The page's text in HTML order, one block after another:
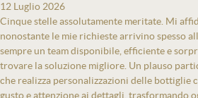
12 Luglio 2026
Cinque stelle assolutamente meritate. Mi
nonostante le mie richieste arrivino spesso
sempre un team disponibile, efficiente e
trovare la soluzione migliore. Un plauso
che realizza personalizzazioni delle bottiglie
gusto e attenzione ai dettagli, trasformando